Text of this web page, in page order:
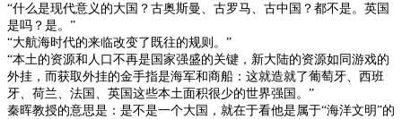
“什么是现代意义的大国？古奥斯曼、古罗马、古中国？都不是。英国
是吗？是。”
“大航海时代的来临改变了既往的规则。”
“本土的资源和人口不再是国家强盛的关键，新大陆的资源如同游戏的
外挂，而获取外挂的金手指是海军和商船：这就造就了葡萄牙、西班
牙、荷兰、法国、英国这些本土面积很少的世界强国。”
秦晖教授的意思是：是不是一个大国，就在于看他是属于“海洋文明”的